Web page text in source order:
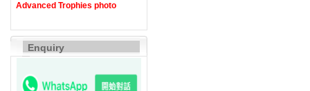
Advanced Trophies photo
Enquiry